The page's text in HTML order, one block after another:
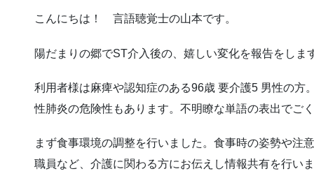
こんにちは！ 言語聴覚士の山本です。
陽だまりの郷でST介入後の、嬉しい変化を報告をしま
利用者様は麻痺や認知症のある96歳 要介護5 男性の方
性肺炎の危険性もあります。不明瞭な単語の表出でご
まず食事環境の調整を行いました。食事時の姿勢や注
職員など、介護に関わる方にお伝えし情報共有を行い